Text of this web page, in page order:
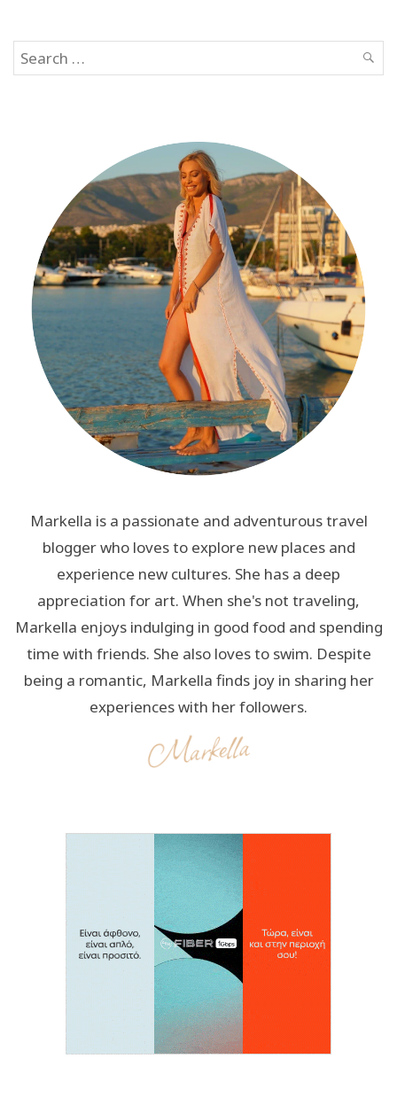
Search
for:
Markella is a passionate and adventurous travel
blogger who loves to explore new places and
experience new cultures. She has a deep
appreciation for art. When she's not traveling,
Markella enjoys indulging in good food and spending
time with friends. She also loves to swim. Despite
being a romantic, Markella finds joy in sharing her
experiences with her followers.